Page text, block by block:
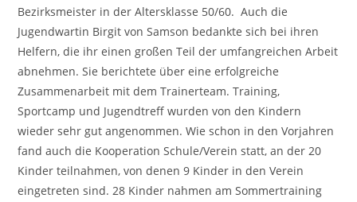
Bezirksmeister in der Altersklasse 50/60. Auch die
Jugendwartin Birgit von Samson bedankte sich bei ihren
Helfern, die ihr einen großen Teil der umfangreichen Arbeit
abnehmen. Sie berichtete über eine erfolgreiche
Zusammenarbeit mit dem Trainerteam. Training,
Sportcamp und Jugendtreff wurden von den Kindern
wieder sehr gut angenommen. Wie schon in den Vorjahren
fand auch die Kooperation Schule/Verein statt, an der 20
Kinder teilnahmen, von denen 9 Kinder in den Verein
eingetreten sind. 28 Kinder nahmen am Sommertraining